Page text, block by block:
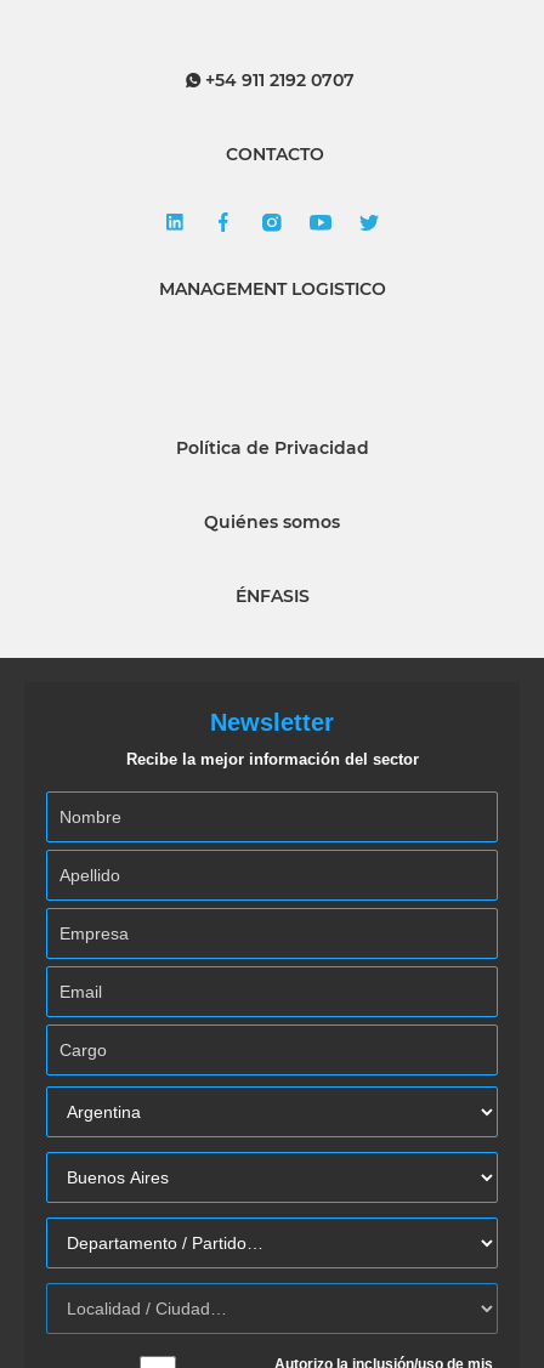
+54 911 2192 0707
CONTACTO
MANAGEMENT LOGISTICO
Política de Privacidad
Quiénes somos
ÉNFASIS
Newsletter
Recibe la mejor información del sector